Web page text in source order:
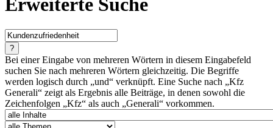
?
Bei einer Eingabe von mehreren Wörtern in diesem Eingabefeld
suchen Sie nach mehreren Wörtern gleichzeitig. Die Begriffe
werden logisch durch „und“ verknüpft. Eine Suche nach „Kfz
Generali“ zeigt als Ergebnis alle Beiträge, in denen sowohl die
Zeichenfolgen „Kfz“ als auch „Generali“ vorkommen.